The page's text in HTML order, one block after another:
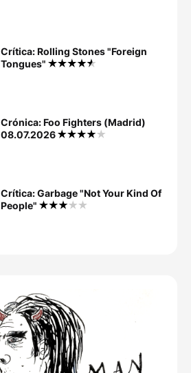
Crítica: Rolling Stones "Foreign
Tongues"
Crónica: Foo Fighters (Madrid)
08.07.2026
Crítica: Garbage "Not Your Kind Of
People"